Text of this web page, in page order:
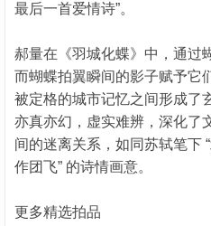
最后一首爱情诗”。
郝量在《羽城化蝶》中，通过
而蝴蝶拍翼瞬间的影子赋予它
被定格的城市记忆之间形成了
亦真亦幻，虚实难辨，深化了
间的迷离关系，如同苏轼笔下
作团飞” 的诗情画意。
更多精选拍品